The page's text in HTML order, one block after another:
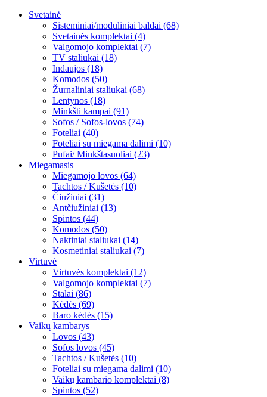
Svetainė
Sisteminiai/moduliniai baldai (68)
Svetainės komplektai (4)
Valgomojo komplektai (7)
TV staliukai (18)
Indaujos (18)
Komodos (50)
Žurnaliniai staliukai (68)
Lentynos (18)
Minkšti kampai (91)
Sofos / Sofos-lovos (74)
Foteliai (40)
Foteliai su miegama dalimi (10)
Pufai/ Minkštasuoliai (23)
Miegamasis
Miegamojo lovos (64)
Tachtos / Kušetės (10)
Čiužiniai (31)
Antčiužiniai (13)
Spintos (44)
Komodos (50)
Naktiniai staliukai (14)
Kosmetiniai staliukai (7)
Virtuvė
Virtuvės komplektai (12)
Valgomojo komplektai (7)
Stalai (86)
Kėdės (69)
Baro kėdės (15)
Vaikų kambarys
Lovos (43)
Sofos lovos (45)
Tachtos / Kušetės (10)
Foteliai su miegama dalimi (10)
Vaikų kambario komplektai (8)
Spintos (52)